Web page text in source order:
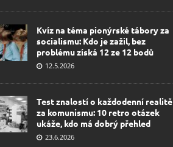
Kvíz na téma pionýrské tábory za
socialismu: Kdo je zažil, bez
problému získá 12 ze 12 bodů
12.5.2026
Test znalostí o každodenní realitě
za komunismu: 10 retro otázek
ukáže, kdo má dobrý přehled
23.6.2026